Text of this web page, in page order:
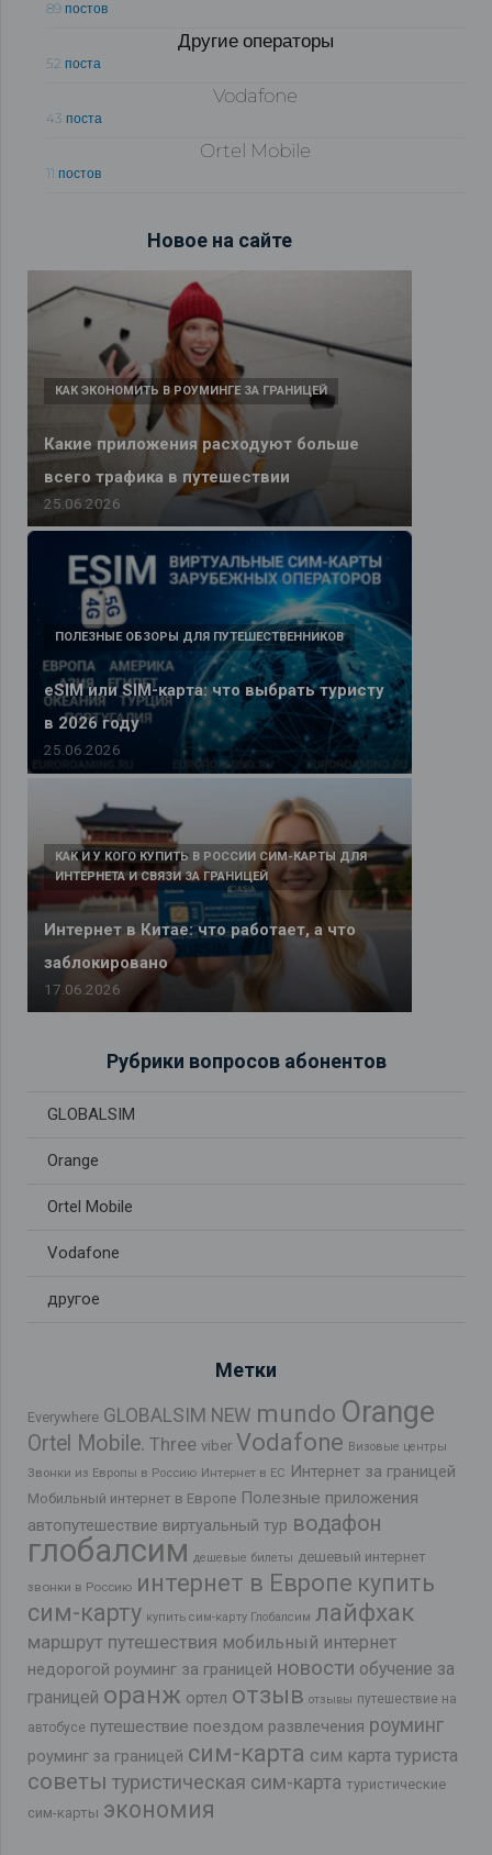
89 постов
Другие операторы
52 поста
Vodafone
43 поста
Ortel Mobile
11 постов
Новое на сайте
Какие приложения расходуют больше
всего трафика в путешествии
КАК ЭКОНОМИТЬ В РОУМИНГЕ ЗА ГРАНИЦЕЙ
25.06.2026
eSIM или SIM-карта: что выбрать туристу
в 2026 году
ПОЛЕЗНЫЕ ОБЗОРЫ ДЛЯ ПУТЕШЕСТВЕННИКОВ
25.06.2026
Интернет в Китае: что работает, а что
заблокировано
КАК И У КОГО КУПИТЬ В РОССИИ СИМ-КАРТЫ ДЛЯ
ИНТЕРНЕТА И СВЯЗИ ЗА ГРАНИЦЕЙ
17.06.2026
Рубрики вопросов абонентов
GLOBALSIM
Orange
Ortel Mobile
Vodafone
другое
Метки
Everywhere GLOBALSIM NEW mundo Orange
Ortel Mobile. Three viber Vodafone Визовые центры
Звонки из Европы в Россию Интернет в ЕС Интернет за границей
Мобильный интернет в Европе Полезные приложения
автопутешествие виртуальный тур водафон
глобалсим дешевые билеты дешевый интернет
звонки в Россию интернет в Европе купить
сим-карту купить сим-карту Глобалсим лайфхак
маршрут путешествия мобильный интернет
недорогой роуминг за границей новости обучение за
границей оранж ортел отзыв отзывы путешествие на
автобусе путешествие поездом развлечения роуминг
роуминг за границей сим-карта сим карта туриста
советы туристическая сим-карта туристические
сим-карты экономия